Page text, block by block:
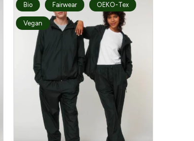
Bio Fairwear OEKO-Tex
Vegan